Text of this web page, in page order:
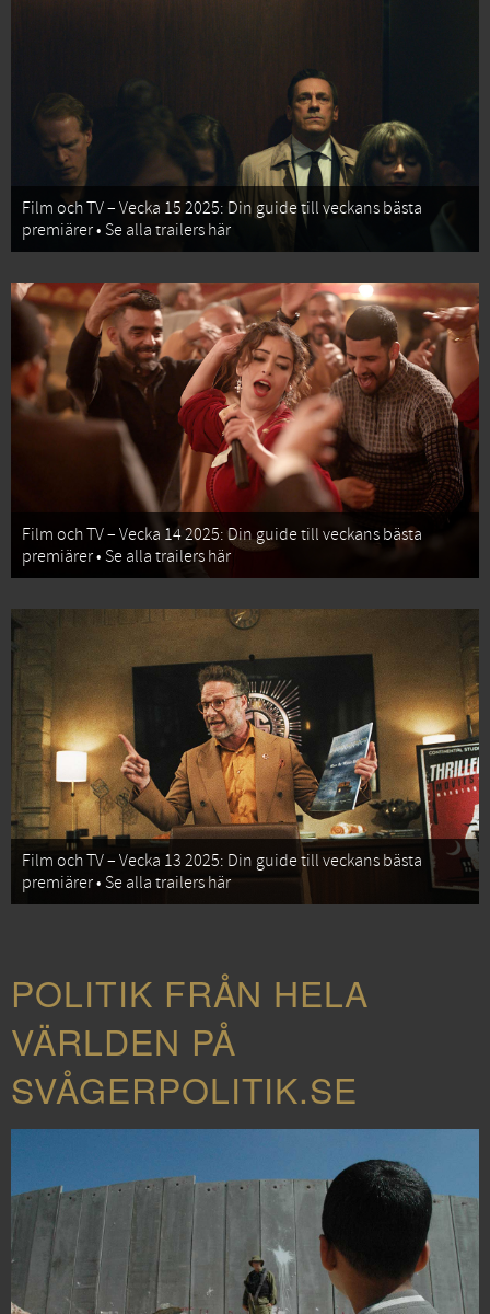
Film och TV – Vecka 15 2025: Din guide till veckans bästa
premiärer • Se alla trailers här
Film och TV – Vecka 14 2025: Din guide till veckans bästa
premiärer • Se alla trailers här
Film och TV – Vecka 13 2025: Din guide till veckans bästa
premiärer • Se alla trailers här
POLITIK FRÅN HELA
VÄRLDEN PÅ
SVÅGERPOLITIK.SE